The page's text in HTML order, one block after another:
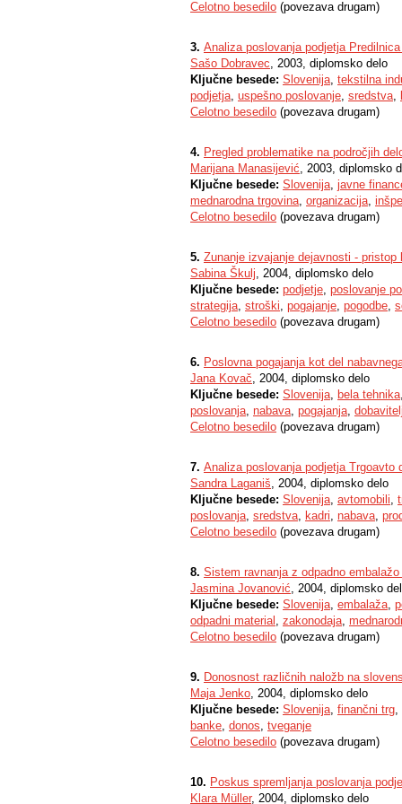
Celotno besedilo (povezava drugam)
3. Analiza poslovanja podjetja
Sašo Dobravec, 2003, diplomsko delo
Ključne besede: Slovenija, tekstilna
podjetja, uspešno poslovanje, sredstva,
Celotno besedilo (povezava drugam)
4. Pregled problematike na področjih
Marijana Manasijević, 2003, diplomsko
Ključne besede: Slovenija, javne
mednarodna trgovina, organizacija,
Celotno besedilo (povezava drugam)
5. Zunanje izvajanje dejavnosti - pristop
Sabina Škulj, 2004, diplomsko delo
Ključne besede: podjetje, poslovanje
strategija, stroški, pogajanje, pogodbe,
Celotno besedilo (povezava drugam)
6. Poslovna pogajanja kot del
Jana Kovač, 2004, diplomsko delo
Ključne besede: Slovenija, bela tehnika
poslovanja, nabava, pogajanja,
Celotno besedilo (povezava drugam)
7. Analiza poslovanja podjetja Trgoavto
Sandra Laganiš, 2004, diplomsko delo
Ključne besede: Slovenija, avtomobili,
poslovanja, sredstva, kadri, nabava,
Celotno besedilo (povezava drugam)
8. Sistem ravnanja z odpadno
Jasmina Jovanović, 2004, diplomsko
Ključne besede: Slovenija, embalaža,
odpadni material , zakonodaja,
Celotno besedilo (povezava drugam)
9. Donosnost različnih naložb na
Maja Jenko, 2004, diplomsko delo
Ključne besede: Slovenija, finančni trg,
banke, donos, tveganje
Celotno besedilo (povezava drugam)
10. Poskus spremljanja poslovanja
Klara Müller, 2004, diplomsko delo